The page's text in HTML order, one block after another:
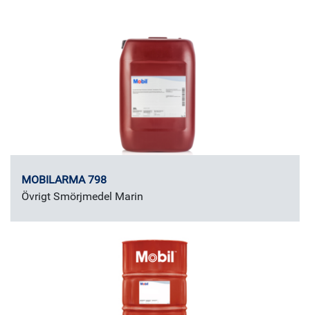
MOBILARMA 798
Övrigt Smörjmedel Marin